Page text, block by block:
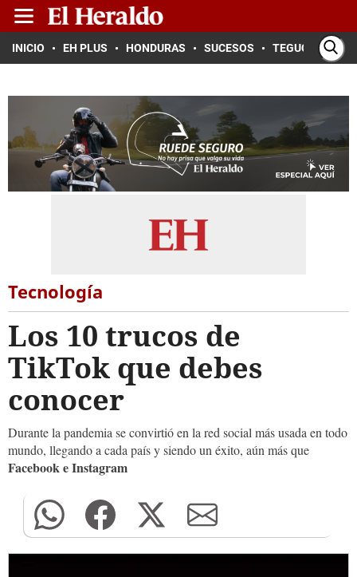
INICIO EH PLUS HONDURAS SUCESOS TEGUCIGALPA
Tecnología
Los 10 trucos de
TikTok que debes
conocer
Durante la pandemia se convirtió en la red social más usada en todo
mundo, llegando a cada país y siendo un éxito, aún más que
Facebook e Instagram